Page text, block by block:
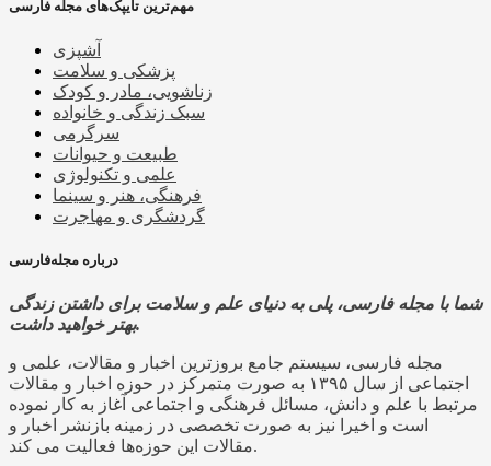
مهم‌ترین تایپک‌های مجله فارسی
آشپزی
پزشکی و سلامت
زناشویی، مادر و کودک
سبک زندگی و خانواده
سرگرمی
طبیعت و حیوانات
علمی و تکنولوژی
فرهنگی، هنر و سینما
گردشگری و مهاجرت
درباره مجله‌فارسی
شما با مجله فارسی، پلی به دنیای علم و سلامت برای داشتن زندگی
بهتر خواهید داشت.
مجله فارسی، سیستم جامع بروزترین اخبار و مقالات، علمی و
اجتماعی از سال ۱۳۹۵ به صورت متمرکز در حوزه اخبار و مقالات
مرتبط با علم و دانش، مسائل فرهنگی و اجتماعی آغاز به کار نموده
است و اخیرا نیز به صورت تخصصی در زمینه بازنشر اخبار و
مقالات این حوزه‌ها فعالیت می کند.